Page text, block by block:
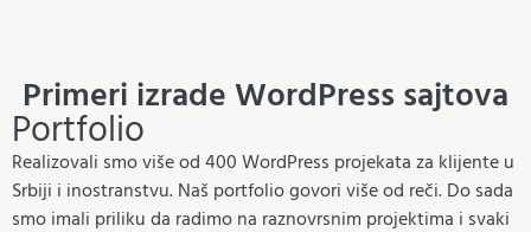
Primeri izrade WordPress sajtova
Portfolio
Realizovali smo više od 400 WordPress projekata za klijente u
Srbiji i inostranstvu. Naš portfolio govori više od reči. Do sada
smo imali priliku da radimo na raznovrsnim projektima i svaki